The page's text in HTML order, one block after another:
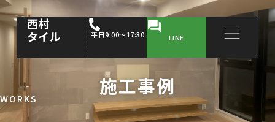
西村
タイル
平日9:00～17:30 LINE
施工事例
WORKS